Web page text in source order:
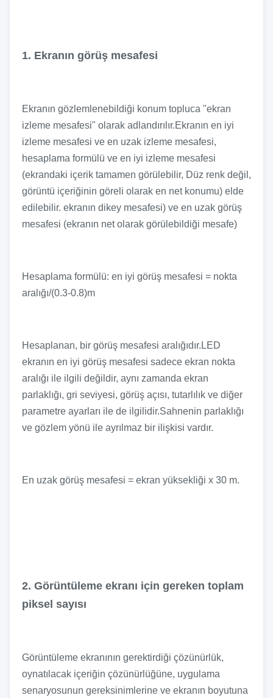
1. Ekranın görüş mesafesi
Ekranın gözlemlenebildiği konum topluca "ekran
izleme mesafesi" olarak adlandırılır.Ekranın en iyi
izleme mesafesi ve en uzak izleme mesafesi,
hesaplama formülü ve en iyi izleme mesafesi
(ekrandaki içerik tamamen görülebilir, Düz renk değil,
görüntü içeriğinin göreli olarak en net konumu) elde
edilebilir. ekranın dikey mesafesi) ve en uzak görüş
mesafesi (ekranın net olarak görülebildiği mesafe)
Hesaplama formülü: en iyi görüş mesafesi = nokta
aralığı/(0.3-0.8)m
Hesaplanan, bir görüş mesafesi aralığıdır.LED
ekranın en iyi görüş mesafesi sadece ekran nokta
aralığı ile ilgili değildir, aynı zamanda ekran
parlaklığı, gri seviyesi, görüş açısı, tutarlılık ve diğer
parametre ayarları ile de ilgilidir.Sahnenin parlaklığı
ve gözlem yönü ile ayrılmaz bir ilişkisi vardır.
En uzak görüş mesafesi = ekran yüksekliği x 30 m.
2. Görüntüleme ekranı için gereken toplam
piksel sayısı
Görüntüleme ekranının gerektirdiği çözünürlük,
oynatılacak içeriğin çözünürlüğüne, uygulama
senaryosunun gereksinimlerine ve ekranın boyutuna